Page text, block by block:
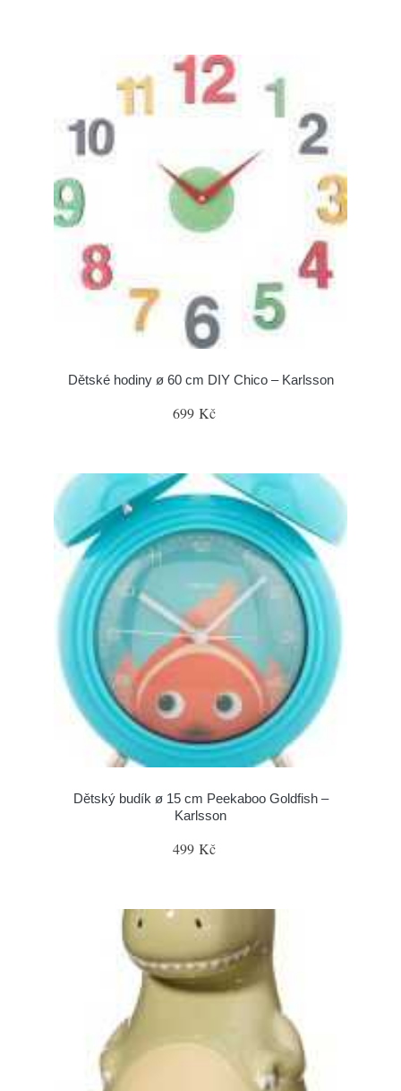
Dětské hodiny ø 60 cm DIY Chico – Karlsson
699 Kč
Dětský budík ø 15 cm Peekaboo Goldfish –
Karlsson
499 Kč